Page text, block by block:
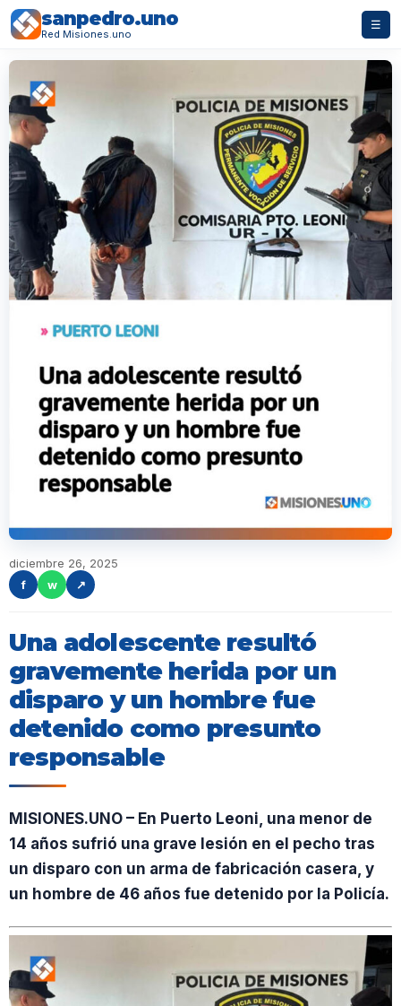
sanpedro.uno
Red Misiones.uno
☰
diciembre 26, 2025
f
w ↗
Una adolescente resultó
gravemente herida por un
disparo y un hombre fue
detenido como presunto
responsable
MISIONES.UNO – En Puerto Leoni, una menor de
14 años sufrió una grave lesión en el pecho tras
un disparo con un arma de fabricación casera, y
un hombre de 46 años fue detenido por la Policía.